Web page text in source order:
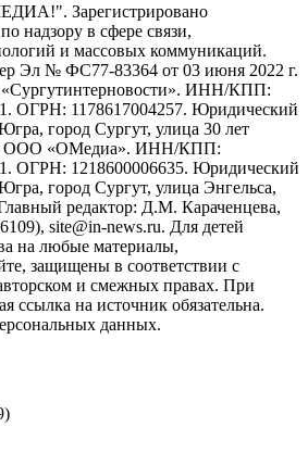
Зарегистрировано
надзору в сфере связи,
и массовых коммуникаций.
Эл № ФС77-83364 от 03 июня 2022 г.
ИНН/КПП:
ОГРН: 1178617004257. Юридический
город Сургут, улица 30 лет
ООО «ОМедиа». ИНН/КПП:
ОГРН: 1218600006635. Юридический
город Сургут, улица Энгельса,
редактор: Д.М. Караченцева,
site@in-news.ru. Для детей
на любые материалы,
защищены в соответствии с
и смежных правах. При
ссылка на источник обязательна.
данных.